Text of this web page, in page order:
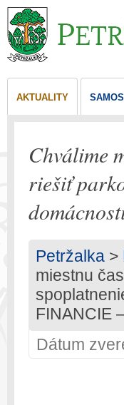
AKTUALITY
Chválime
riešiť
Petržalka >
miestnu
FINANCIE
Dátum